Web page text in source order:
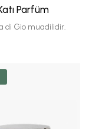
Parfüm
di Gio muadilidir.